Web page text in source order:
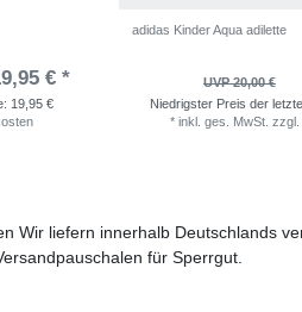
€ *
19,95 €
adidas Kinder Aqua adilette
UVP 20,00 €
Niedrigster Preis der
* inkl. ges. MwSt. zzgl.
Wir liefern innerhalb Deutschlands
für Sperrgut.